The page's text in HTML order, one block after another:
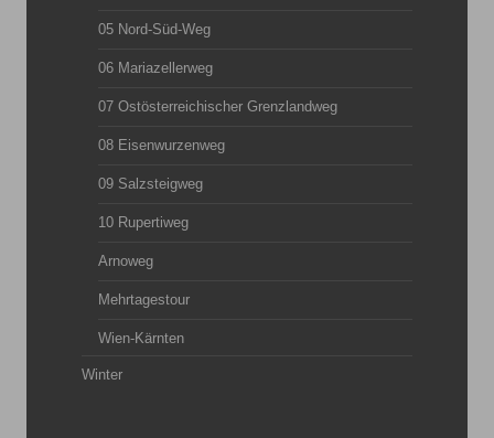
05 Nord-Süd-Weg
06 Mariazellerweg
07 Ostösterreichischer Grenzlandweg
08 Eisenwurzenweg
09 Salzsteigweg
10 Rupertiweg
Arnoweg
Mehrtagestour
Wien-Kärnten
Winter